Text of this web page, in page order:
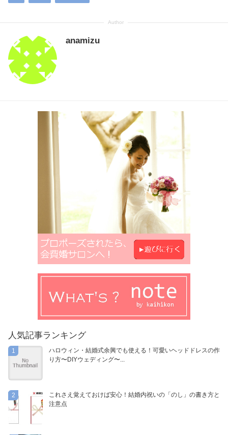
anamizu
人気記事ランキング
1
ハロウィン・結婚式余興でも使える！可愛いヘッドドレスの作
り方〜DIYウェディング〜...
2
これさえ覚えておけば安心！結婚内祝いの「のし」の書き方と
注意点